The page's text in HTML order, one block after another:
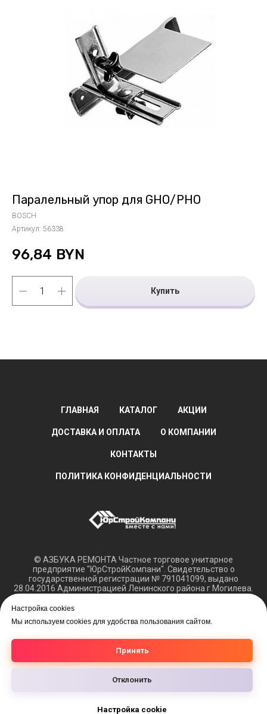
Настройка cookies
Мы используем cookies для удобства пользования сайтом.
Принять
Отклонить
Настройка cookie
Паралельный упор для GHO/PHO
BOSCH
Артикул: 56338
96,84 BYN
Купить
ГЛАВНАЯ КАТАЛОГ АКЦИИ
ДОСТАВКА И ОПЛАТА О КОМПАНИИ
КОНТАКТЫ
ПОЛИТИКА КОНФИДЕНЦИАЛЬНОСТИ
© АЗБУКА РЕМОНТА Частное торговое унитарное
предприятие "ЮрСтройКомпани". Свидетельство о
государственной регистрации № 791041099, выдано
28.04.2016 Администрацией Ленинского района г Могилева.
Обращаем ваше внимание, что вся представленная
информация касающаяся технических характеристик,
офертой.